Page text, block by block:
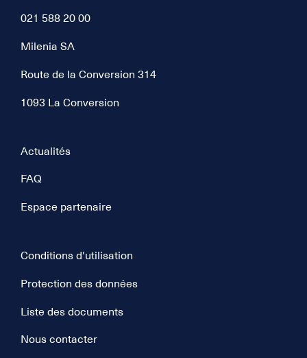
021 588 20 00
Milenia SA
Route de la Conversion 314
1093 La Conversion
Actualités
FAQ
Espace partenaire
Conditions d'utilisation
Protection des données
Liste des documents
Nous contacter